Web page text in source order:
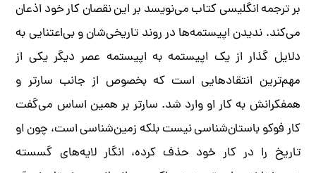
بر ترجمه انگلیسی کتاب می‌نویسد بر این نقصان کار خود اذعان
می‌کند. ندیدن اپیستمه‌ها در روند تاریخی‌شان و بی‌اعتنایی به
دلایل گذار از یک اپیستمه به اپیستمه عصر دیگر یکی از
مهم‌ترین انتقادهایی است که بخصوص از جانب سارتر و
همفکرانش به کار او وارد شد. سارتر بر همین اساس می‌گفت
کار فوکو باستان‌شناسی نیست بلکه زمین‌شناسی است، چون او
تاریخ را در کار خود حذف کرده، انگار لایه‌های گسسته